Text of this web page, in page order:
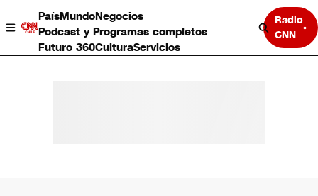
PaísMundoNegocios
Podcast y Programas completos
Futuro 360CulturaServicios
Radio
CNN